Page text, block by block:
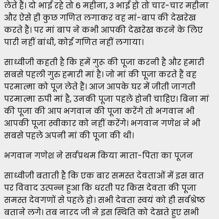
लेते हैं। दो भाई रहे तो 6 महीना, 3 भाई हो तो चार-चार महीना
और ऐसे ही कुछ गणित लगाकर वह मां-बाप की देखरेख
करते हैं। पर मां बाप ने कभी आपकी देखरेख करने के लिए
पारी नहीं बांधी, कोई गणित नहीं लगाया।
साध्वीजी कहती है कि हमें गुरू की पूजा करनी है और हमारी
सबसे पहली गुरु हमारी मां है। जो मां की पूजा करते हैं वह
परमात्मा को पूज लेते हैं। आज आपके घर में जीती जागती
परमात्मा रुपी मां है, उनकी पूजा पहले होनी चाहिए। बिना मां
की पूजा की आप भगवान की पूजा करेंगे तो भगवान भी
आपकी पूजा स्वीकार को नहीं करेंगे। भगवान गणेश ने भी
सबसे पहले अपनी मां की पूजा की थी।
भगवान गणेश ने सर्वप्रथम किया माता-पिता का पूजन
साध्वीजी बताती है कि एक बार समस्त देवताओं में इस बात
पर विवाद उत्पन्न हुआ कि धरती पर किस देवता की पूजा
समस्त देवगणों से पहले हो। सभी देवता स्वयं को ही सर्वश्रेष्ठ
बताने लगे। तब नारद जी ने इस स्थिति को देखते हुए सभी